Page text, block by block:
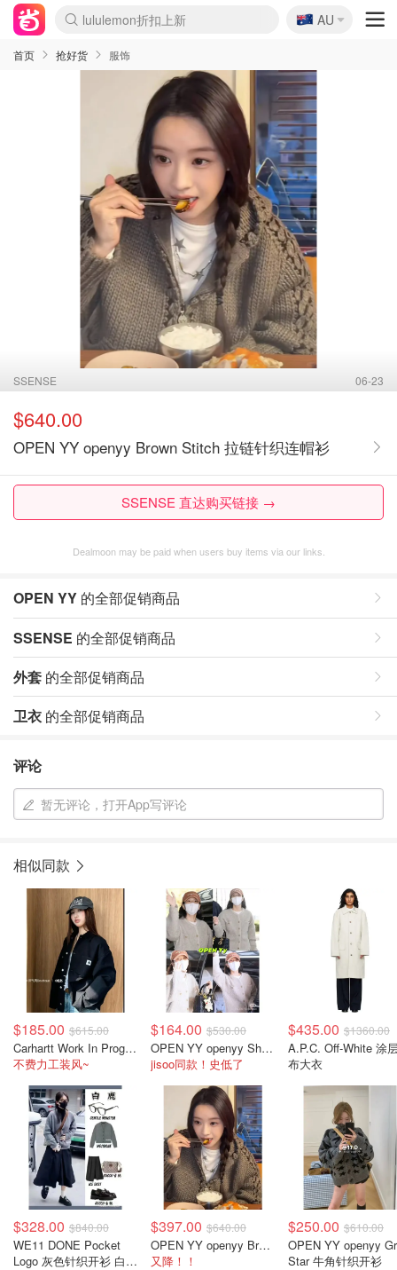
lululemon折扣上新
Sasa美妆护肤3.5折
SSENSE年中2.5折
FreshBeauty好价汇总
Cettire降价+叠9折
WWS Coles超市实拍
viagogo二手票捡漏
Myer超级周末
The Outnet奢牌1折起
David Jones 3折起
Flannels大牌1折
Perfumes Club护肤1折
AMIRO面罩$251
Amazon折扣汇总
eToro入金$200送$50
Amazon数码好物
ICONIC本周7.5折
ThedoubleF高奢地板价
Moose Knuckles 6折
丝芙兰5折起
EUFY摄像头$98
Selenichast首饰2折
Trip机票酒店促销
YSL送5件彩妆礼
Amazon家居好物
Amazon美妆护肤
雅漾大喷$8
过敏原检测盒$33
伊索独家赠50ml沐浴露
科颜氏高保湿面霜$29
SEALIFE海洋馆门票6折
丝塔芙大白罐$16
订阅Newsletter送香薰
Cult Beauty 6.8折
Harrods圣诞日历$525
LN-CC奢牌私促3折
d'Alba空姐喷雾$16
EVE LOM套装£56
Bernardelli独家4折
Adore Beauty 6折起
CT圣诞日历
Mytheresa奢品2.7折
Luxury Escapes 9折
Currentbody美容仪$881
MOON Garden Live
Roborock扫地机$649
Tingo Life水杯$24
Valentino官网5折
CR洗护套装$23
修丽可4件套$159
Myer彩妆2件7折
GANNI官网4.5折
Stylevana韩妆4折
Tessabit高奢8.5折
OGX洗发水$11
Amazon阿德莱德次日达
卡诗8.5折+赠礼
Philips Hue灯具8折
🇦🇺
AU
首页 抢好货 服饰
SSENSE 06-23
$640.00
OPEN YY openyy Brown Stitch 拉链针织连帽衫
SSENSE 直达购买链接 →
Dealmoon may be paid when users buy items via our links.
OPEN YY 的全部促销商品
SSENSE 的全部促销商品
外套 的全部促销商品
卫衣 的全部促销商品
评论
暂无评论，打开App写评论
相似同款
$185.00 $615.00
Carhartt Work In Progress Carhartt WIP OG Michigan 工装夹克 黑色
不费力工装风~
$164.00 $530.00
OPEN YY openyy Shaggy 米色开衫
jisoo同款！史低了
$435.00 $1360.00
A.P.C. Off-White 涂
布大衣
$328.00 $840.00
WE11 DONE Pocket
Logo 灰色针织开衫 白鹿
$397.00 $640.00
OPEN YY openyy Brown Stitch 拉链针织连帽衫
又降！！
$250.00 $610.00
OPEN YY openyy
Star 牛角针织开衫